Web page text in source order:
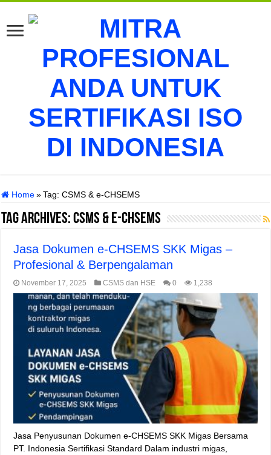
Home » Tag:CSMS & e-CHSEMS
Tag Archives:CSMS & e-CHSEMS
Jasa Dokumen e-CHSEMS SKK Migas –
Profesional & Berpengalaman
November 17, 2025 CSMS dan HSE 0 1,238
Jasa Penyusunan Dokumen e-CHSEMS SKK Migas Bersama
PT. Indonesia Sertifikasi Standard Dalam industri migas,